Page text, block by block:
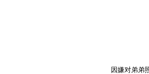
因嫌对弟弟照